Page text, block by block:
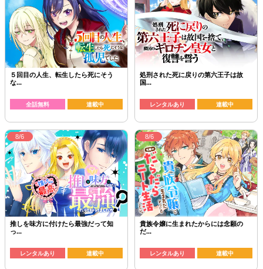
５回目の人生、転生したら死にそう
な...
全話無料 連載中
処刑された死に戻りの第六王子は故
国...
レンタルあり 連載中
8/6
推しを味方に付けたら最強だって知
っ...
レンタルあり 連載中
8/6
貴族令嬢に生まれたからには念願の
だ...
レンタルあり 連載中